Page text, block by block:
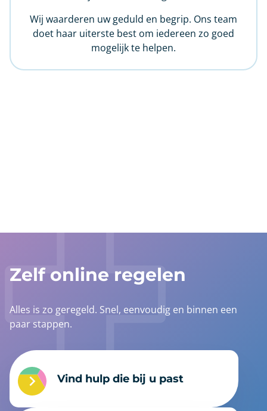
Wij waarderen uw geduld en begrip. Ons team
doet haar uiterste best om iedereen zo goed
mogelijk te helpen.
Zelf online regelen
Alles is zo geregeld. Snel, eenvoudig en binnen een
paar stappen.
Vind hulp die bij u past